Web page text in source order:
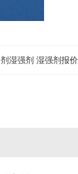
湿强剂 湿强剂报价